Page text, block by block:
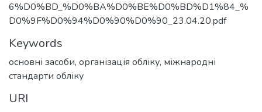
6%D0%BD_%D0%BA%D0%BE%D0%BD%D1%84_%
D0%9F%D0%94%D0%90%D0%90_23.04.20.pdf
Keywords
основні засоби, організація обліку, міжнародні
стандарти обліку
URI